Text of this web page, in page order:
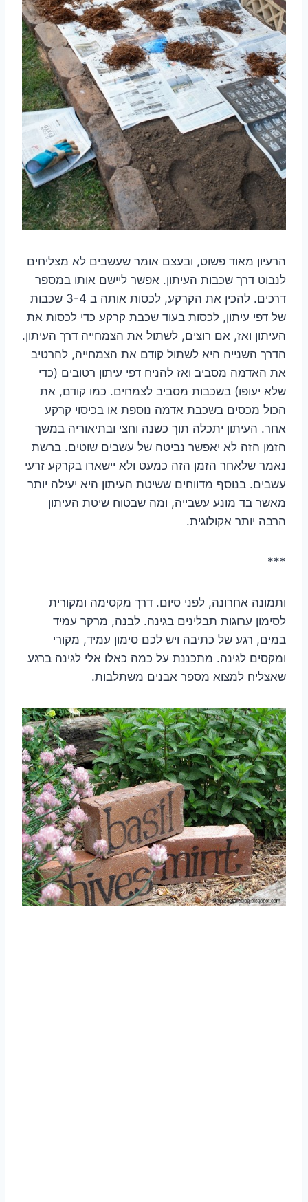
הרעיון מאוד פשוט, ובעצם אומר שעשבים לא מצליחים
לנבוט דרך שכבות העיתון. אפשר ליישם אותו במספר
דרכים. להכין את הקרקע, לכסות אותה ב 3-4 שכבות
של דפי עיתון, לכסות בעוד שכבת קרקע כדי לכסות את
העיתון ואז, אם רוצים, לשתול את הצמחייה דרך העיתון.
הדרך השנייה היא לשתול קודם את הצמחייה, להרטיב
את האדמה מסביב ואז להניח דפי עיתון רטובים (כדי
שלא יעופו) בשכבות מסביב לצמחים. כמו קודם, את
הכול מכסים בשכבת אדמה נוספת או בכיסוי קרקע
אחר. העיתון יתכלה תוך כשנה וחצי ובתיאוריה במשך
הזמן הזה לא יאפשר נביטה של עשבים שוטים. ברשת
נאמר שלאחר הזמן הזה כמעט ולא יישארו בקרקע זרעי
עשבים. בנוסף מדווחים ששיטת העיתון היא יעילה יותר
מאשר בד מונע עשבייה, ומה שבטוח שיטת העיתון
הרבה יותר אקולוגית.
***
ותמונה אחרונה, לפני סיום. דרך מקסימה ומקורית
לסימון ערוגות תבלינים בגינה. לבנה, מרקר עמיד
במים, רגע של כתיבה ויש לכם סימון עמיד, מקורי
ומקסים לגינה. מתכננת על כמה כאלו אלי לגינה ברגע
שאצליח למצוא מספר אבנים משתלבות.